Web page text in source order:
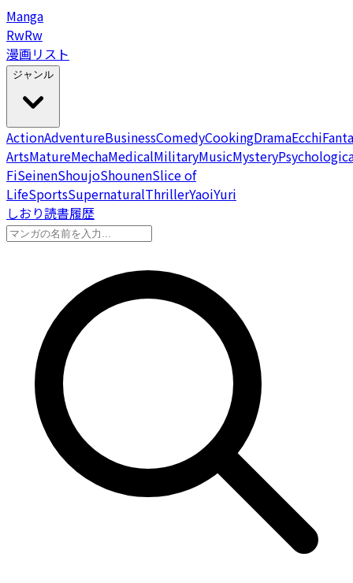
Manga
RwRw
漫画リスト
ジャンル
ActionAdventureBusinessComedyCookingDramaEcchi
ArtsMatureMechaMedicalMilitaryMusicMystery
FiSeinenShoujoShounenSlice of
LifeSportsSupernaturalThrillerYaoiYuri
しおり読書履歴